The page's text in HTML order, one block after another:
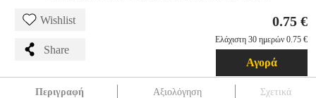
Wishlist
Share
0.75 €
Ελάχιστη 30 ημερών 0.75 €
Αγορά
Περιγραφή Αξιολόγηση Σχετικά